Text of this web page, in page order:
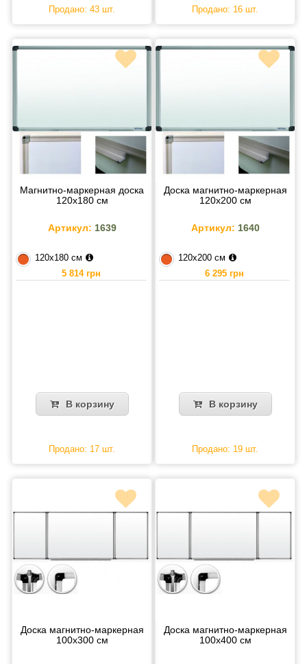
Продано: 43 шт. Продано: 16 шт.
Магнитно-маркерная доска
120х180 см
Артикул: 1639
120х180 см
5 814 грн
В корзину
Продано: 17 шт.
Доска магнитно-маркерная
120х200 см
Артикул: 1640
120х200 см
6 295 грн
В корзину
Продано: 19 шт.
Доска магнитно-маркерная
100х300 см
Доска магнитно-маркерная
100х400 см